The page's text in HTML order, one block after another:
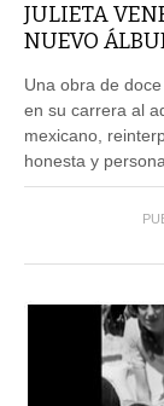
JULIETA
NUEVO
Una obra de
en su carrera al
mexicano,
honesta y